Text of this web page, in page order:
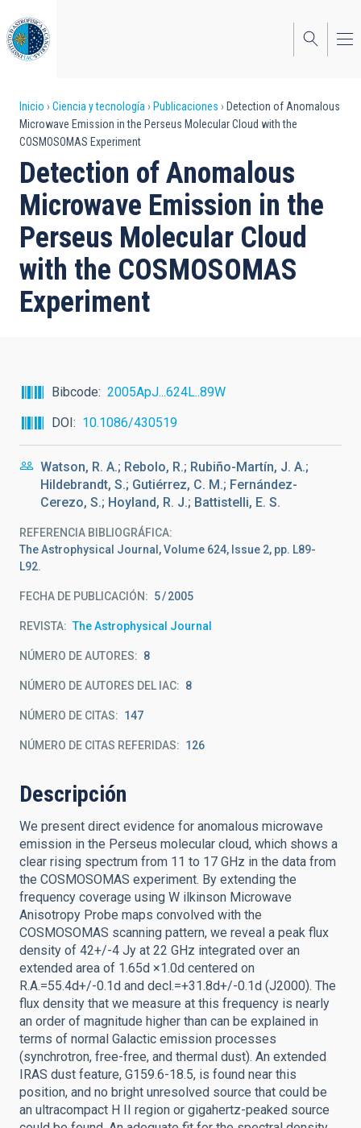
al
contenido
principal
Sobrescribir
enlaces
de
ayuda
a
la
navegación
Inicio Ciencia y tecnología Publicaciones
Detection of Anomalous
Microwave Emission in the Perseus Molecular Cloud with the
COSMOSOMAS Experiment
Detection of Anomalous
Microwave Emission in the
Perseus Molecular Cloud
with the COSMOSOMAS
Experiment
Bibcode
2005ApJ...624L..89W
DOI
10.1086/430519
Watson, R. A.; Rebolo, R.; Rubiño-Martín, J. A.;
Hildebrandt, S.; Gutiérrez, C. M.; Fernández-
Cerezo, S.; Hoyland, R. J.; Battistelli, E. S.
REFERENCIA BIBLIOGRÁFICA
The Astrophysical Journal, Volume 624, Issue 2, pp. L89-
L92.
FECHA DE PUBLICACIÓN: 5 2005
REVISTA The Astrophysical Journal
NÚMERO DE AUTORES 8
NÚMERO DE AUTORES DEL IAC 8
NÚMERO DE CITAS 147
NÚMERO DE CITAS REFERIDAS 126
Descripción
We present direct evidence for anomalous microwave
emission in the Perseus molecular cloud, which shows a
clear rising spectrum from 11 to 17 GHz in the data from
the COSMOSOMAS experiment. By extending the
frequency coverage using W ilkinson Microwave
Anisotropy Probe maps convolved with the
COSMOSOMAS scanning pattern, we reveal a peak flux
density of 42+/-4 Jy at 22 GHz integrated over an
extended area of 1.65d ×1.0d centered on
R.A.=55.4d+/-0.1d and decl.=+31.8d+/-0.1d (J2000). The
flux density that we measure at this frequency is nearly
an order of magnitude higher than can be explained in
terms of normal Galactic emission processes
(synchrotron, free-free, and thermal dust). An extended
IRAS dust feature, G159.6-18.5, is found near this
position, and no bright unresolved source that could be
an ultracompact H II region or gigahertz-peaked source